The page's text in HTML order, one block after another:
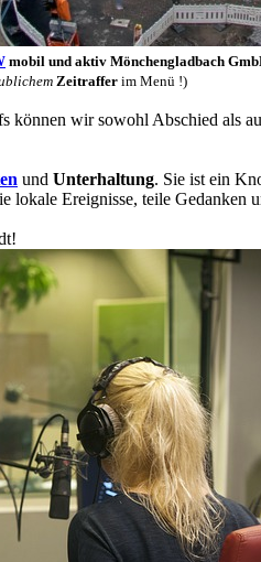
mobil und aktiv Mönchengladbach
Zeitraffer im Menü !)
wir sowohl Abschied als
und Unterhaltung. Sie ist ein
lokale Ereignisse, teile Gedanken